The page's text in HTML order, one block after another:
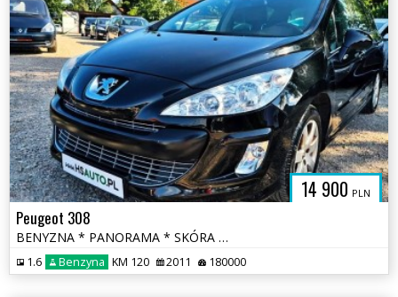
14 900 PLN
Peugeot 308
BENYZNA * PANORAMA * SKÓRA * nawigacja * niski przebieg * OKAZJA
1.6 Benzyna KM 120 2011 180000